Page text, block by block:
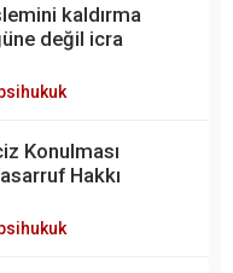
kaldırma
değil icra
Konulması
Hakkı